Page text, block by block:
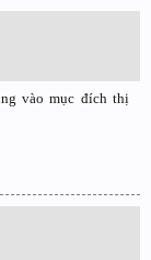
vào mục đích thị